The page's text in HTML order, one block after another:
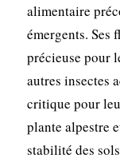
alimentaire
émergents. Ses
précieuse pour
autres insectes
critique pour
plante alpestre
stabilité des